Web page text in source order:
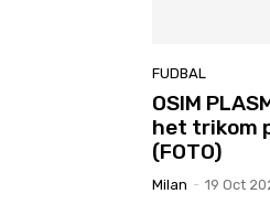
FUDBAL
OSIM
het trikom
(FOTO)
Milan - 19 Oct